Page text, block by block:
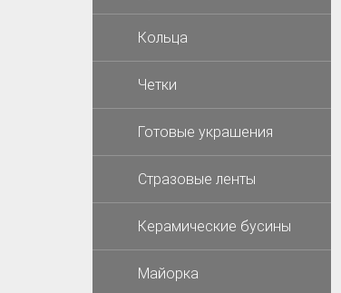
Кольца
Четки
Готовые украшения
Стразовые ленты
Керамические бусины
Майорка